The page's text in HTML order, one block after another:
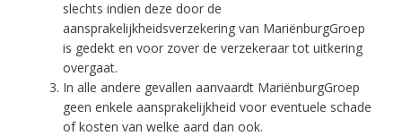
slechts indien deze door de
aansprakelijkheidsverzekering van MariënburgGroep
is gedekt en voor zover de verzekeraar tot uitkering
overgaat.
In alle andere gevallen aanvaardt MariënburgGroep
geen enkele aansprakelijkheid voor eventuele schade
of kosten van welke aard dan ook.